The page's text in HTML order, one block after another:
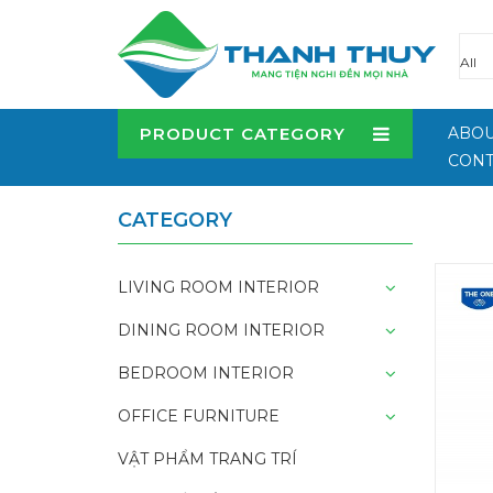
PRODUCT CATEGORY
CATEGORY
LIVING ROOM INTERIOR
DINING ROOM INTERIOR
BEDROOM INTERIOR
OFFICE FURNITURE
VẬT PHẨM TRANG TRÍ